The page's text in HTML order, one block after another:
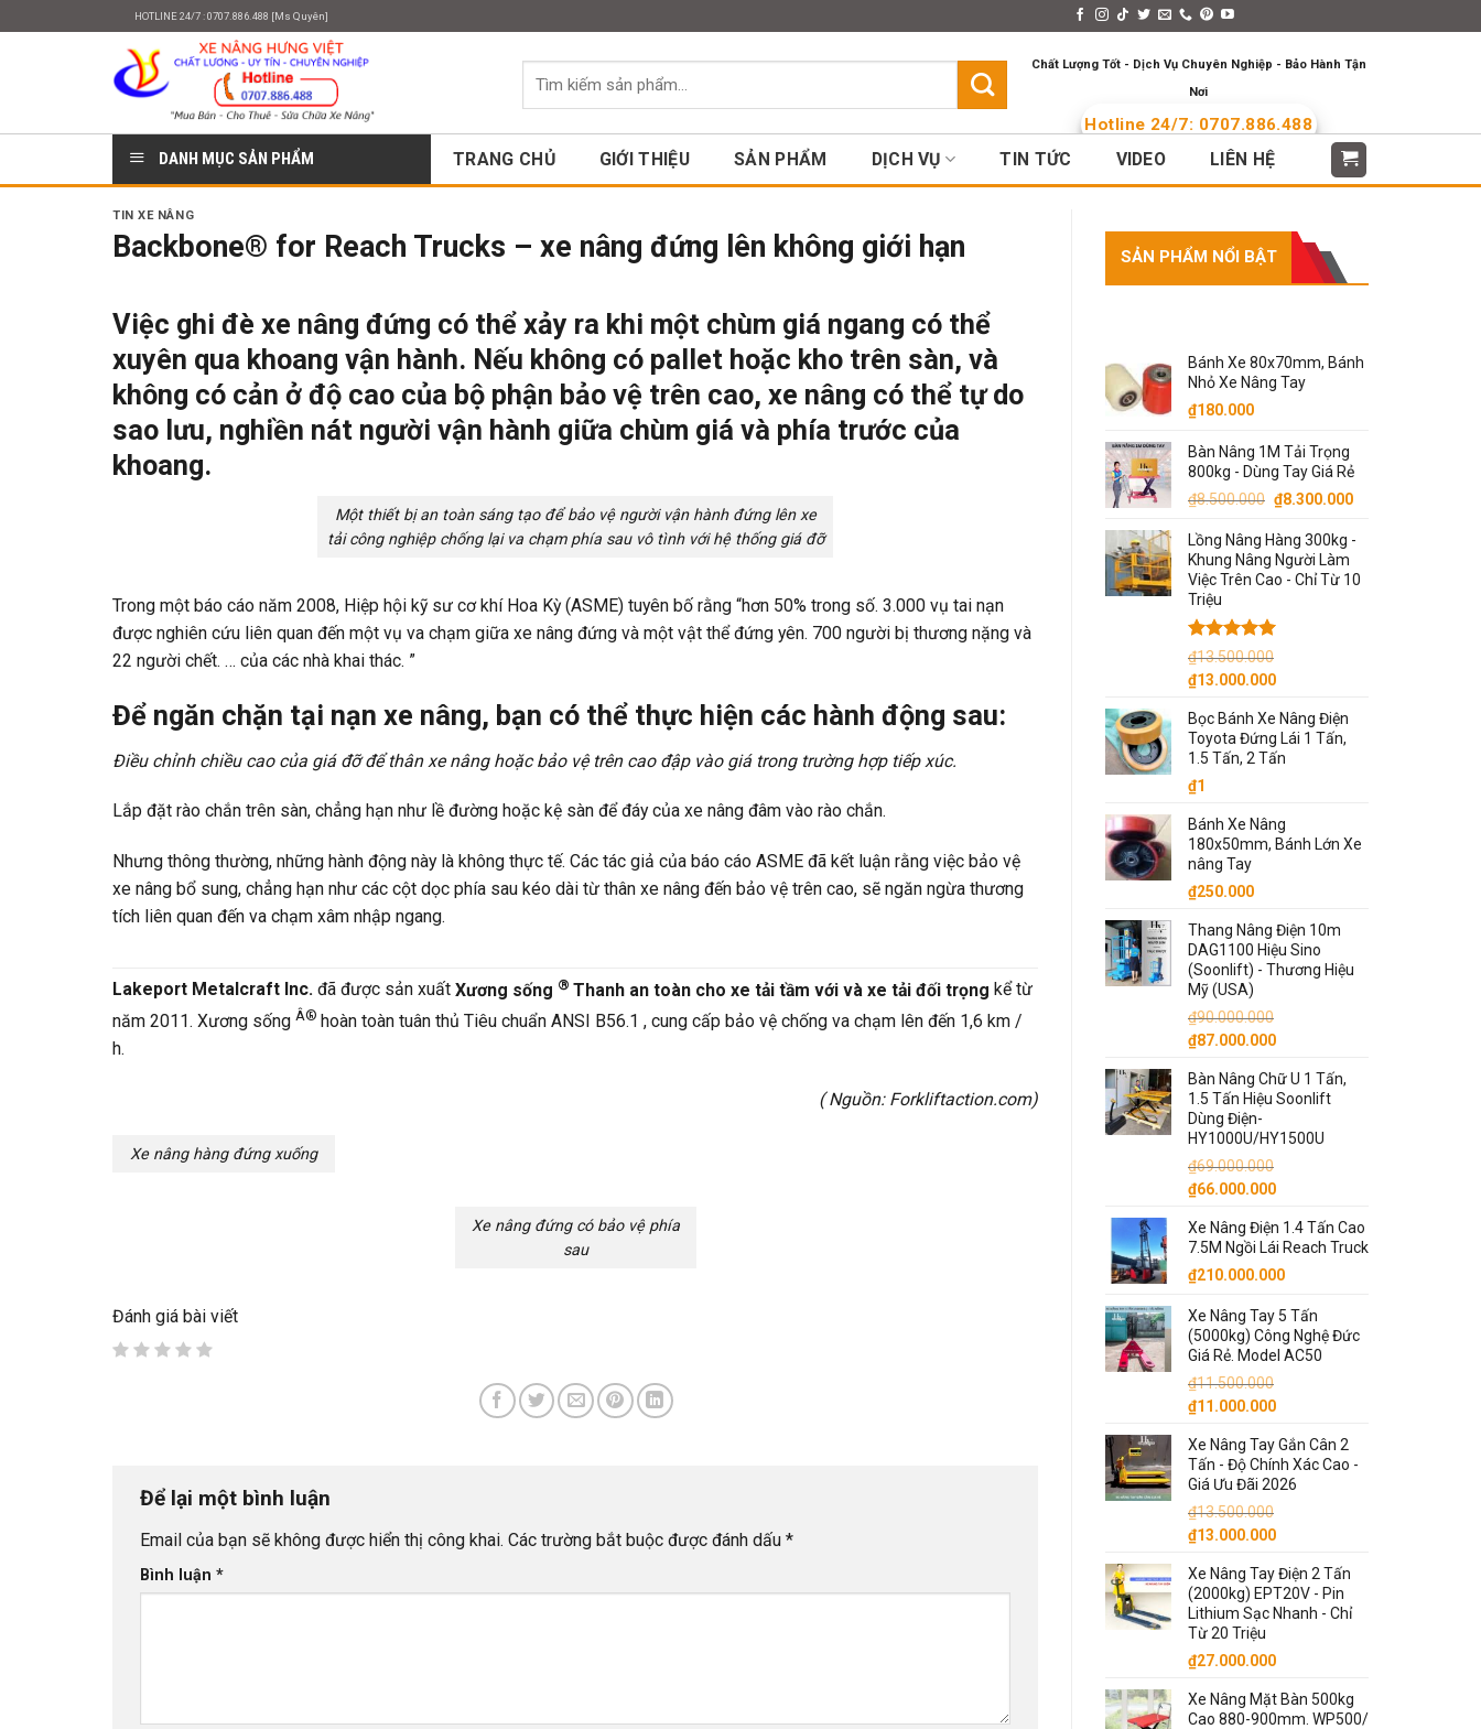
HOTLINE 24/7 : 0707.886.488 [Ms Quyên]
Tìm
Chất Lượng Tốt - Dịch Vụ Chuyên Nghiệp - Bảo Hành Tận
Nơi
Hotline 24/7: 0707.886.488
DANH MỤC SẢN PHẨM
TRANG CHỦ GIỚI THIỆU SẢN PHẨM DỊCH VỤ TIN TỨC VIDEO LIÊN HỆ
TIN XE NÂNG
Backbone® for Reach Trucks – xe nâng đứng lên không giới hạn
Việc ghi đè xe nâng đứng có thể xảy ra khi một chùm giá ngang có thể
xuyên qua khoang vận hành. Nếu không có pallet hoặc kho trên sàn, và
không có cản ở độ cao của bộ phận bảo vệ trên cao, xe nâng có thể tự do
sao lưu, nghiền nát người vận hành giữa chùm giá và phía trước của
khoang.
Một thiết bị an toàn sáng tạo để bảo vệ người vận hành đứng lên xe
tải công nghiệp chống lại va chạm phía sau vô tình với hệ thống giá đỡ
Trong một báo cáo năm 2008, Hiệp hội kỹ sư cơ khí Hoa Kỳ (ASME) tuyên bố rằng “hơn 50% trong số. 3.000 vụ tai nạn
được nghiên cứu liên quan đến một vụ va chạm giữa xe nâng đứng và một vật thể đứng yên. 700 người bị thương nặng và
22 người chết. … của các nhà khai thác. ”
Để ngăn chặn tại nạn xe nâng, bạn có thể thực hiện các hành động sau:
Điều chỉnh chiều cao của giá đỡ để thân xe nâng hoặc bảo vệ trên cao đập vào giá trong trường hợp tiếp xúc.
Lắp đặt rào chắn trên sàn, chẳng hạn như lề đường hoặc kệ sàn để đáy của xe nâng đâm vào rào chắn.
Nhưng thông thường, những hành động này là không thực tế. Các tác giả của báo cáo ASME đã kết luận rằng việc bảo vệ
xe nâng bổ sung, chẳng hạn như các cột dọc phía sau kéo dài từ thân xe nâng đến bảo vệ trên cao, sẽ ngăn ngừa thương
tích liên quan đến va chạm xâm nhập ngang.
Lakeport Metalcraft Inc. đã được sản xuất Xương sống ® Thanh an toàn cho xe tải tầm với và xe tải đối trọng kể từ
năm 2011. Xương sống Â® hoàn toàn tuân thủ Tiêu chuẩn ANSI B56.1 , cung cấp bảo vệ chống va chạm lên đến 1,6 km /
h.
( Nguồn: Forkliftaction.com)
Xe nâng hàng đứng xuống
Xe nâng đứng có bảo vệ phía
sau
Đánh giá bài viết
Để lại một bình luận
Email của bạn sẽ không được hiển thị công khai. Các trường bắt buộc được đánh dấu *
Bình luận *
SẢN PHẨM NỔI BẬT
Bánh Xe 80x70mm, Bánh
Nhỏ Xe Nâng Tay
₫180.000
Bàn Nâng 1M Tải Trọng
800kg - Dùng Tay Giá Rẻ
₫8.500.000 Giá
là:
₫8.500.000.
₫8.300.000Giá
tại
₫8.300.000.
Lồng Nâng Hàng 300kg -
Khung Nâng Người Làm
Việc Trên Cao - Chỉ Từ 10
Triệu
Được xếp
hạng5.00
5 sao
₫13.500.000
Giá
là:
₫13.500.000.
₫13.000.000Giá
tại
là:
₫13.000.000.
Bọc Bánh Xe Nâng Điện
Toyota Đứng Lái 1 Tấn,
1.5 Tấn, 2 Tấn
₫1
Bánh Xe Nâng
180x50mm, Bánh Lớn Xe
nâng Tay
₫250.000
Thang Nâng Điện 10m
DAG1100 Hiệu Sino
(Soonlift) - Thương Hiệu
Mỹ (USA)
₫90.000.000
Giá
là:
₫90.000.000.
₫87.000.000Giá
tại
là:
₫87.000.000.
Bàn Nâng Chữ U 1 Tấn,
1.5 Tấn Hiệu Soonlift
Dùng Điện-
HY1000U/HY1500U
₫69.000.000
Giá
là:
₫69.000.000.
₫66.000.000Giá
tại
là:
₫66.000.000.
Xe Nâng Điện 1.4 Tấn Cao
7.5M Ngồi Lái Reach Truck
₫210.000.000
Xe Nâng Tay 5 Tấn
(5000kg) Công Nghệ Đức
Giá Rẻ. Model AC50
₫11.500.000
Giá
là:
₫11.500.000.
₫11.000.000Giá
tại
là:
₫11.000.000.
Xe Nâng Tay Gắn Cân 2
Tấn - Độ Chính Xác Cao -
Giá Ưu Đãi 2026
₫13.500.000
Giá
là:
₫13.500.000.
₫13.000.000Giá
tại
là:
₫13.000.000.
Xe Nâng Tay Điện 2 Tấn
(2000kg) EPT20V - Pin
Lithium Sạc Nhanh - Chỉ
Từ 20 Triệu
₫27.000.000
Xe Nâng Mặt Bàn 500kg
Cao 880-900mm. WP500/